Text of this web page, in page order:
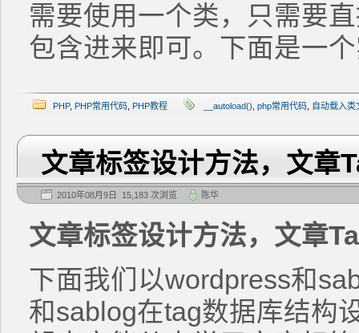
需要使用一个类，只需要
包含进来即可。下面是一
PHP, PHP常用代码 PHP教程 __autoload() php常用代码 自动载入类
文章标签设计方法，文章
2010年08月9日 15,183 次浏览 陈华
文章标签设计方法，文章
下面我们以wordpress和
和sablog在tag数据库结构